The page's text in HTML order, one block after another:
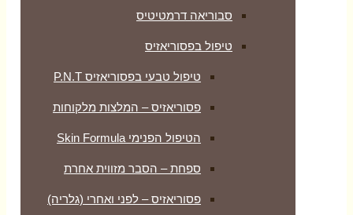
סבוריאה דרמטיטיס
טיפול בפסוריאזיס
טיפול טבעי בפסוריאזיס P.N.T
פסוריאזיס – המלצות מלקוחות
הטיפול הפנימי Skin Formula
ספחת – הסבר מזווית אחרת
פסוריאזיס – לפני ואחרי (גלריה)